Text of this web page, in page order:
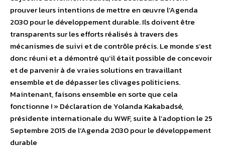
prouver leurs intentions de mettre en œuvre l’Agenda
2030 pour le développement durable. Ils doivent être
transparents sur les efforts réalisés à travers des
mécanismes de suivi et de contrôle précis. Le monde s’est
donc réuni et a démontré qu’il était possible de concevoir
et de parvenir à de vraies solutions en travaillant
ensemble et de dépasser les clivages politiciens.
Maintenant, faisons ensemble en sorte que cela
fonctionne ! » Déclaration de Yolanda Kakabadsé,
présidente internationale du WWF, suite à l’adoption le 25
Septembre 2015 de l’Agenda 2030 pour le développement
durable